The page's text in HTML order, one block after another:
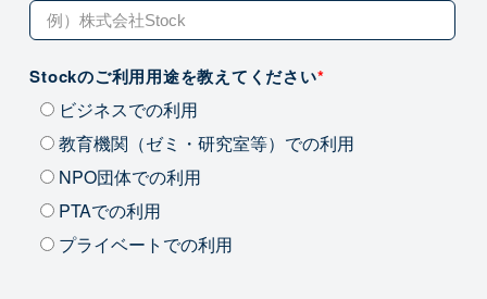
Stockのご利用用途を教えてください*
ビジネスでの利用
教育機関（ゼミ・研究室等）での利用
NPO団体での利用
PTAでの利用
プライベートでの利用